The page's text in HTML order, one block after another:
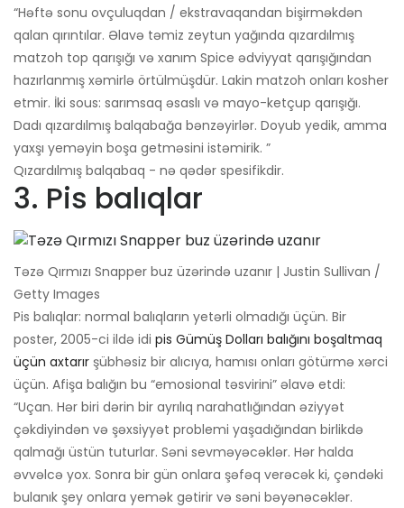
“Həftə sonu ovçuluqdan / ekstravaqandan bişirməkdən
qalan qırıntılar. Əlavə təmiz zeytun yağında qızardılmış
matzoh top qarışığı və xanım Spice ədviyyat qarışığından
hazırlanmış xəmirlə örtülmüşdür. Lakin matzoh onları kosher
etmir. İki sous: sarımsaq əsaslı və mayo-ketçup qarışığı.
Dadı qızardılmış balqabağa bənzəyirlər. Doyub yedik, amma
yaxşı yeməyin boşa getməsini istəmirik. ”
Qızardılmış balqabaq - nə qədər spesifikdir.
3. Pis balıqlar
Təzə Qırmızı Snapper buz üzərində uzanır | Justin Sullivan /
Getty Images
Pis balıqlar: normal balıqların yetərli olmadığı üçün. Bir
poster, 2005-ci ildə idi pis Gümüş Dolları balığını boşaltmaq
üçün axtarır şübhəsiz bir alıcıya, hamısı onları götürmə xərci
üçün. Afişa balığın bu “emosional təsvirini” əlavə etdi:
“Uçan. Hər biri dərin bir ayrılıq narahatlığından əziyyət
çəkdiyindən və şəxsiyyət problemi yaşadığından birlikdə
qalmağı üstün tuturlar. Səni sevməyəcəklər. Hər halda
əvvəlcə yox. Sonra bir gün onlara şəfəq verəcək ki, çəndəki
bulanık şey onlara yemək gətirir və səni bəyənəcəklər.